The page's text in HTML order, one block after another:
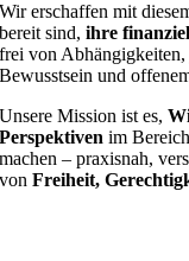
Wir erschaffen mit
bereit sind,ihre
frei von Abhängigkeiten,
Bewusstsein und
Unsere Mission ist es,
Perspektiven im
machen – praxisnah,
vonFreiheit,